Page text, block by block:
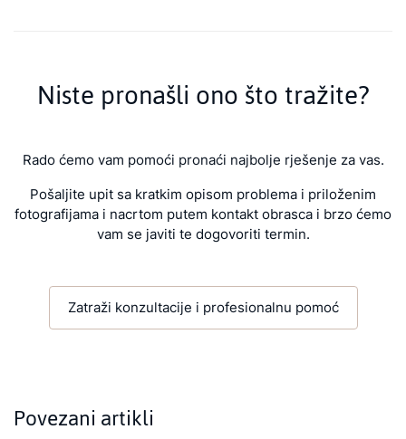
Niste pronašli ono što tražite?
Rado ćemo vam pomoći pronaći najbolje rješenje za vas.
Pošaljite upit sa kratkim opisom problema i priloženim
fotografijama i nacrtom putem kontakt obrasca i brzo ćemo
vam se javiti te dogovoriti termin.
Zatraži konzultacije i profesionalnu pomoć
Povezani artikli